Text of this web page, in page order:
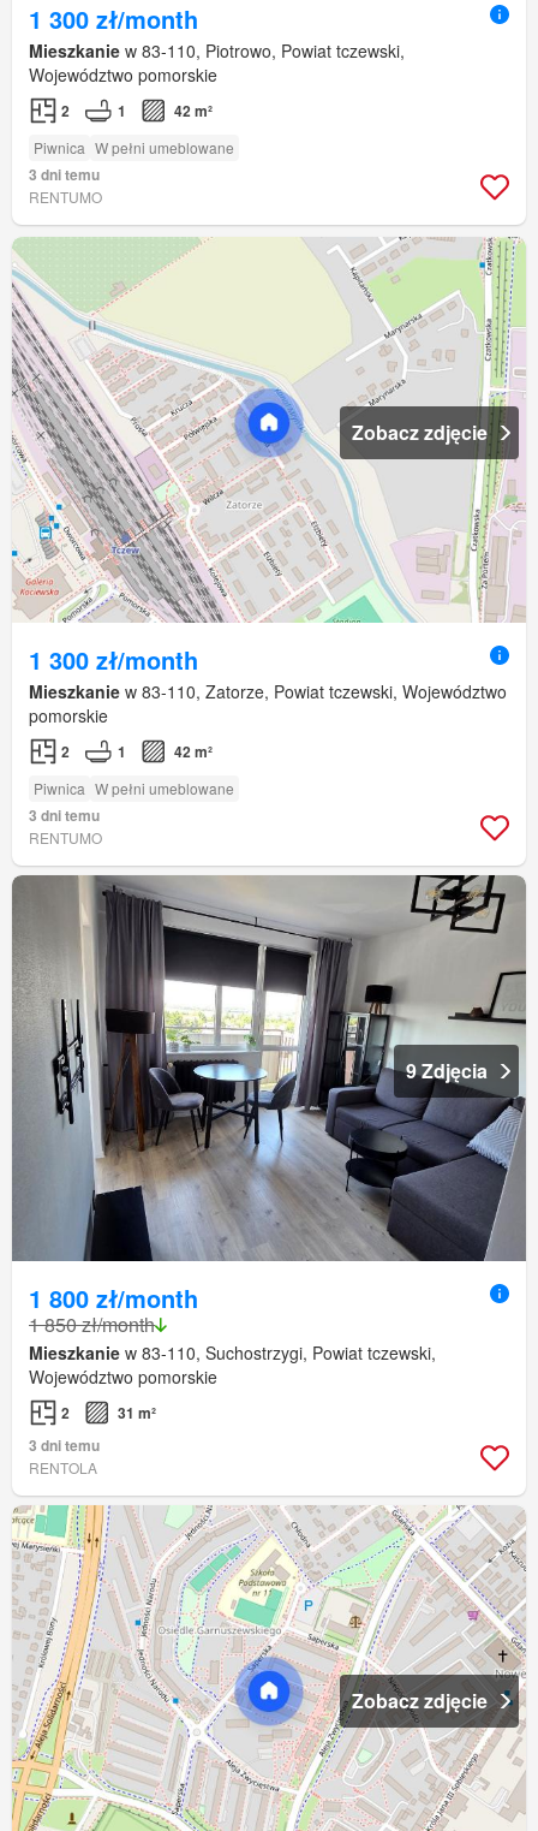
1 300 zł/month
Mieszkanie w 83-110, Piotrowo, Powiat tczewski,
Województwo pomorskie
2 1 42 m²
Piwnica W pełni umeblowane
3 dni temu
RENTUMO
Zobacz zdjęcie
1 300 zł/month
Mieszkanie w 83-110, Zatorze, Powiat tczewski, Województwo
pomorskie
2 1 42 m²
Piwnica W pełni umeblowane
3 dni temu
RENTUMO
9 Zdjęcia
1 800 zł/month
1 850 zł/month
Mieszkanie w 83-110, Suchostrzygi, Powiat tczewski,
Województwo pomorskie
2
31 m²
3 dni temu
RENTOLA
Zobacz zdjęcie